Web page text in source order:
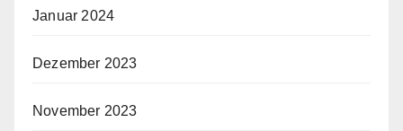
Januar 2024
Dezember 2023
November 2023